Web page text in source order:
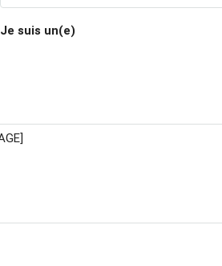
Je suis un(e)